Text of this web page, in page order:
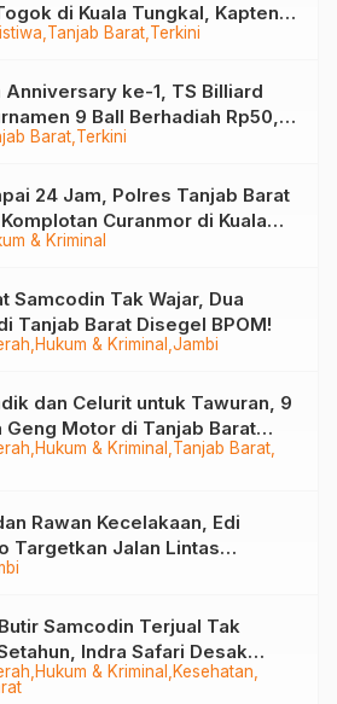
Tanjab Barat Terkini
di Kuala Tungkal, Kapten
Barat Terkini
Anniversary ke-1, TS Billiard
9 Ball Berhadiah Rp50,8
& Kriminal
24 Jam, Polres Tanjab Barat
Curanmor di Kuala
Hukum & Kriminal Jambi
Samcodin Tak Wajar, Dua
Tanjab Barat Disegel BPOM!
Hukum & Kriminal Tanjab Barat
dan Celurit untuk Tawuran, 9
Geng Motor di Tanjab Barat
Rawan Kecelakaan, Edi
Targetkan Jalan Lintas
Mulus di 2028
Hukum & Kriminal
Kesehatan
Samcodin Terjual Tak
Indra Safari Desak